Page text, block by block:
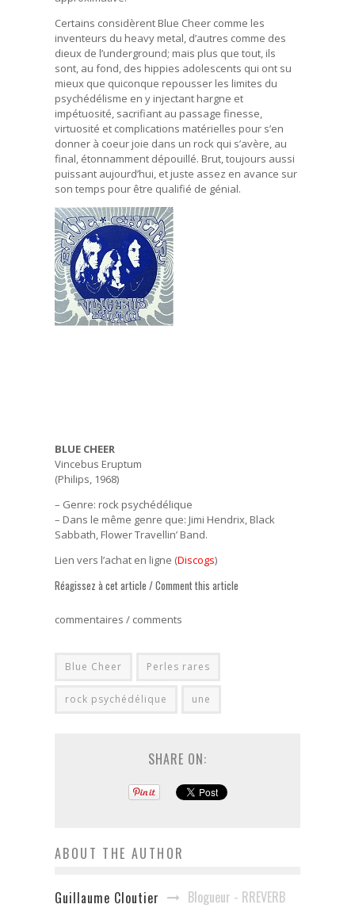
Certains considèrent Blue Cheer comme les
inventeurs du heavy metal, d’autres comme des
dieux de l’underground; mais plus que tout, ils
sont, au fond, des hippies adolescents qui ont su
mieux que quiconque repousser les limites du
psychédélisme en y injectant hargne et
impétuosité, sacrifiant au passage finesse,
virtuosité et complications matérielles pour s’en
donner à coeur joie dans un rock qui s’avère, au
final, étonnamment dépouillé. Brut, toujours aussi
puissant aujourd’hui, et juste assez en avance sur
son temps pour être qualifié de génial.
BLUE CHEER
Vincebus Eruptum
(Philips, 1968)
– Genre: rock psychédélique
– Dans le même genre que: Jimi Hendrix, Black
Sabbath, Flower Travellin’ Band.
Lien vers l’achat en ligne (Discogs)
Réagissez à cet article / Comment this article
commentaires / comments
Blue Cheer Perles rares
rock psychédélique une
SHARE ON:
ABOUT THE AUTHOR
Guillaume Cloutier Blogueur - RREVERB